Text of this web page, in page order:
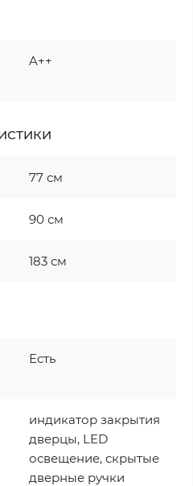
A++
77 см
90 см
183 см
Есть
индикатор закрытия
дверцы, LED
освещение, скрытые
дверные ручки